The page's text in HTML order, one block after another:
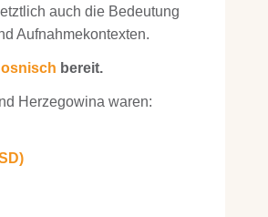
auch die Bedeutung
Aufnahmekontexten.
bereit.
Herzegowina waren: